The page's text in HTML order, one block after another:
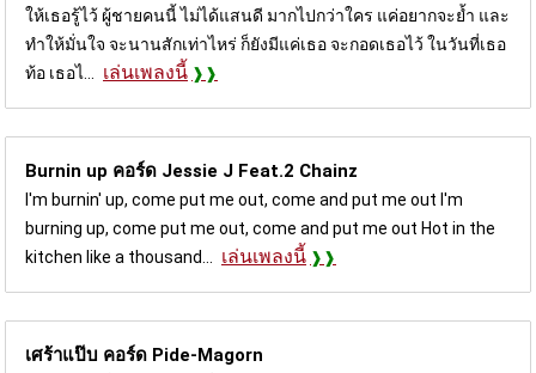
ให้เธอรู้ไว้ ผู้ชายคนนี้ ไม่ได้แสนดี มากไปกว่าใคร แค่อยากจะย้ำ และ
ทำให้มั่นใจ จะนานสักเท่าไหร่ ก็ยังมีแค่เธอ จะกอดเธอไว้ ในวันที่เธอ
ท้อ เธอไ... เล่นเพลงนี้
Burnin up คอร์ด Jessie J Feat.2 Chainz
I'm burnin' up, come put me out, come and put me out I'm
burning up, come put me out, come and put me out Hot in the
kitchen like a thousand... เล่นเพลงนี้
เศร้าแป๊บ คอร์ด Pide-Magorn